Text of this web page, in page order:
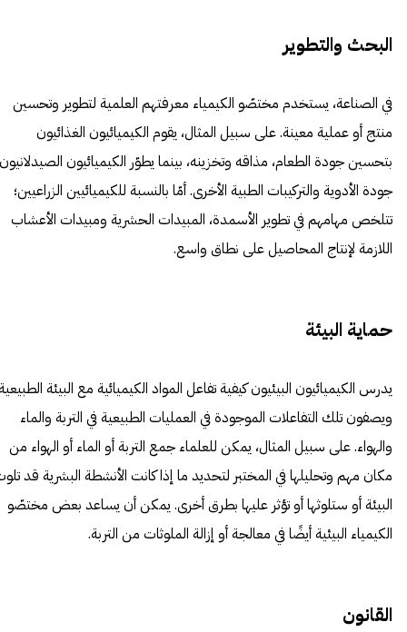
البحث والتطوير
في الصناعة، يستخدم مختصّو الكيمياء معرفتهم العلمية لتطوير وتحسين
منتج أو عملية معينة. على سبيل المثال، يقوم الكيميائيون الغذائيون
بتحسين جودة الطعام، مذاقه وتخزينه، بينما يطوّر الكيميائيون الصيدلانيون
جودة الأدوية والتركيبات الطبية الأخرى. أمّا بالنسبة للكيميائيين الزراعيين؛
تتلخص مهامهم في تطوير الأسمدة، المبيدات الحشرية ومبيدات الأعشاب
اللازمة لإنتاج المحاصيل على نطاق واسع.
حماية البيئة
يدرس الكيميائيون البيئيون كيفية تفاعل المواد الكيميائية مع البيئة
ويصفون تلك التفاعلات الموجودة في العمليات الطبيعية في التربة والماء
والهواء. على سبيل المثال، يمكن للعلماء جمع التربة أو الماء أو الهواء من
مكان مهم وتحليلها في المختبر لتحديد ما إذا كانت الأنشطة البشرية قد
البيئة أو ستلوثها أو تؤثر عليها بطرق أخرى. يمكن أن يساعد بعض مختصّو
الكيمياء البيئية أيضًا في معالجة أو إزالة الملوثات من التربة.
القانون